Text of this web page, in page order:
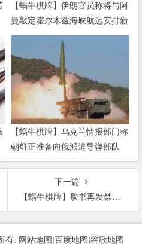
【蜗牛棋牌】伊朗官员称将与阿
曼敲定霍尔木兹海峡航运安排新
协议
【蜗牛棋牌】乌克兰情报部门称
朝鲜正准备向俄派遣导弹部队
下一篇
【蜗牛棋牌】脸书再发禁令 封杀极右翼和反犹主义人士账号
有. 网站地图|百度地图|谷歌地图